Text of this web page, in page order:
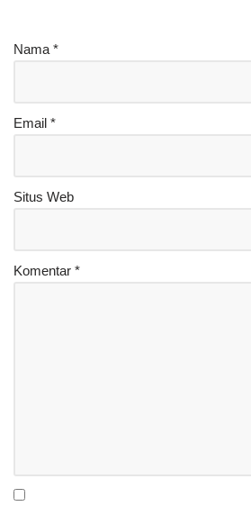
Nama *
Email *
Situs Web
Komentar *